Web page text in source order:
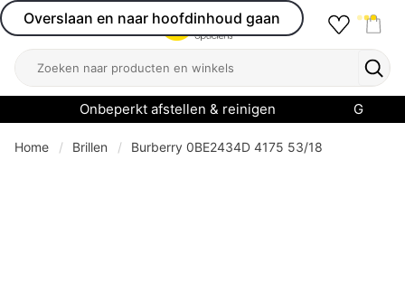
Overslaan en naar hoofdinhoud gaan
Open menu
Zoeken
Onbeperkt afstellen & reinigen
Home Brillen Burberry 0BE2434D 4175 53/18